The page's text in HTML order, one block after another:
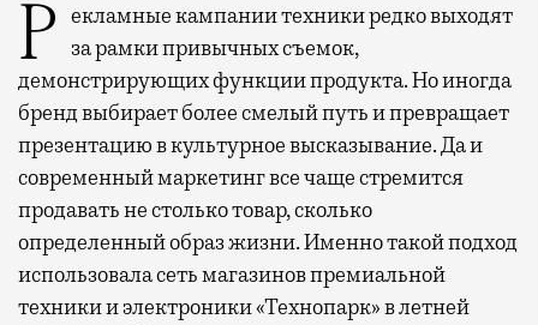
Рекламные кампании техники редко выходят
за рамки привычных съемок,
демонстрирующих функции продукта. Но иногда
бренд выбирает более смелый путь и превращает
презентацию в культурное высказывание. Да и
современный маркетинг все чаще стремится
продавать не столько товар, сколько
определенный образ жизни. Именно такой подход
использовала сеть магазинов премиальной
техники и электроники «Технопарк» в летней